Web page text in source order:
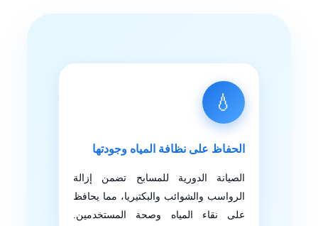
💧
الحفاظ على نظافة المياه وجودتها
الصيانة الدورية للمسابح تضمن إزالة
الرواسب والشوائب والبكتيريا، مما يحافظ
على نقاء المياه وصحة المستخدمين.